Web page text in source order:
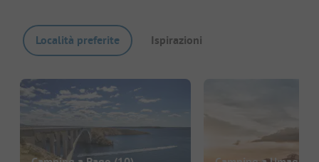
Località preferite Ispirazioni